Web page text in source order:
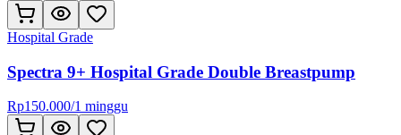
Hospital Grade
Spectra 9+ Hospital Grade Double Breastpump
Rp150.000/1 minggu